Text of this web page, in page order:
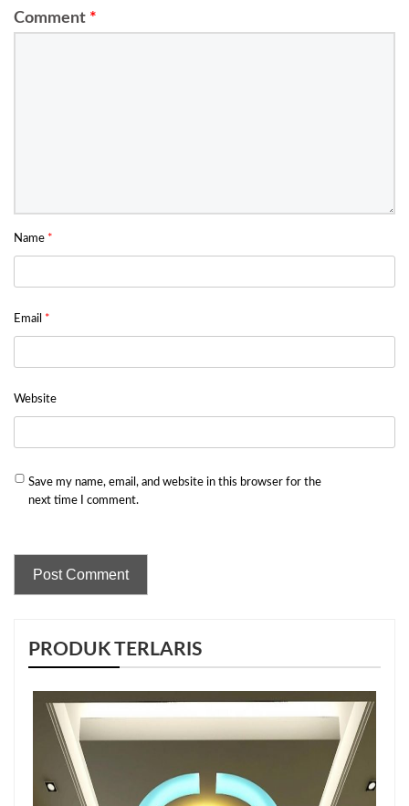
Comment *
Name *
Email *
Website
Save my name, email, and website in this browser for the
next time I comment.
PRODUK TERLARIS